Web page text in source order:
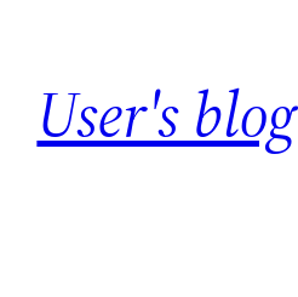
content
User's blog